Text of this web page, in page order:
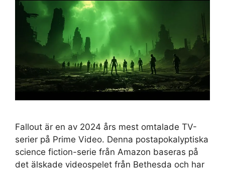
Fallout är en av 2024 års mest omtalade TV-
serier på Prime Video. Denna postapokalyptiska
science fiction-serie från Amazon baseras på
det älskade videospelet från Bethesda och har